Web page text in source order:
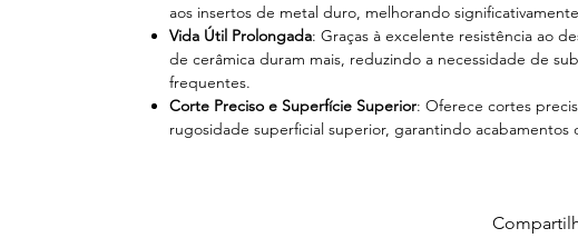
aos insertos de metal duro, melhorando
Vida Útil Prolongada: Graças à excelente resistência ao
de cerâmica duram mais, reduzindo a necessidade de
frequentes.
Corte Preciso e Superfície Superior: Oferece cortes
rugosidade superficial superior, garantindo acabamentos